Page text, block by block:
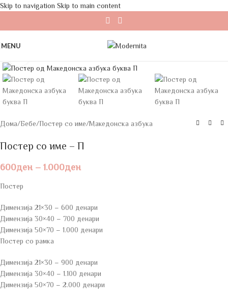
Skip to navigation Skip to main content
MENU
Дома/Бебе/Постер со име/Македонска азбука
Постер со име – П
600ден – 1.000ден
Постер
Димензија 21×30 – 600 денари
Димензија 30×40 – 700 денари
Димензија 50×70 – 1.000 денари
Постер со рамка
Димензија 21×30 – 900 денари
Димензија 30×40 – 1.100 денари
Димензија 50×70 – 2.000 денари